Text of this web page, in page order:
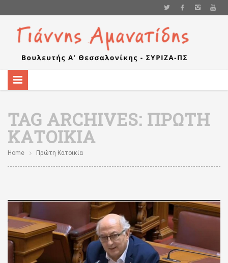
TAG ARCHIVES: ΠΡΏΤΗ
ΚΑΤΟΙΚΊΑ
Home Πρώτη Κατοικία